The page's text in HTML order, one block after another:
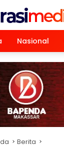
Nasional
Berita